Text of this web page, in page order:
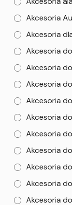
Akcesoria
Akcesoria
Akcesoria
Akcesoria
Akcesoria
Akcesoria
Akcesoria
Akcesoria
Akcesoria
Akcesoria
Akcesoria
Akcesoria